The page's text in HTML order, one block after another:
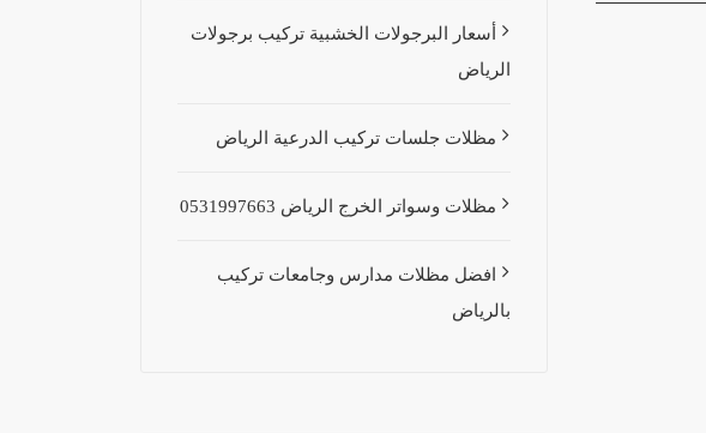
أسعار البرجولات الخشبية تركيب برجولات
الرياض
مظلات جلسات تركيب الدرعية الرياض
مظلات وسواتر الخرج الرياض 0531997663
افضل مظلات مدارس وجامعات تركيب
بالرياض